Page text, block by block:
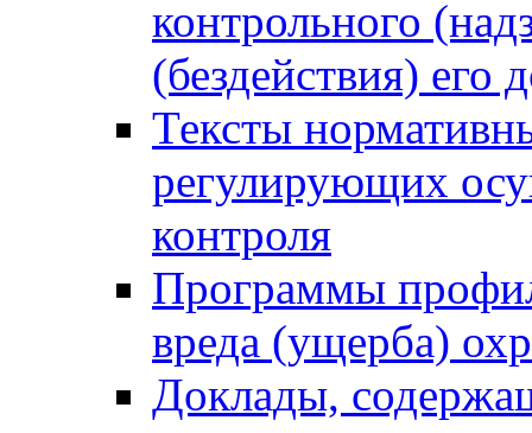
контрольного
(бездействия)
Тексты
регулирующих
контроля
Программы
вреда (ущерба)
Доклады,